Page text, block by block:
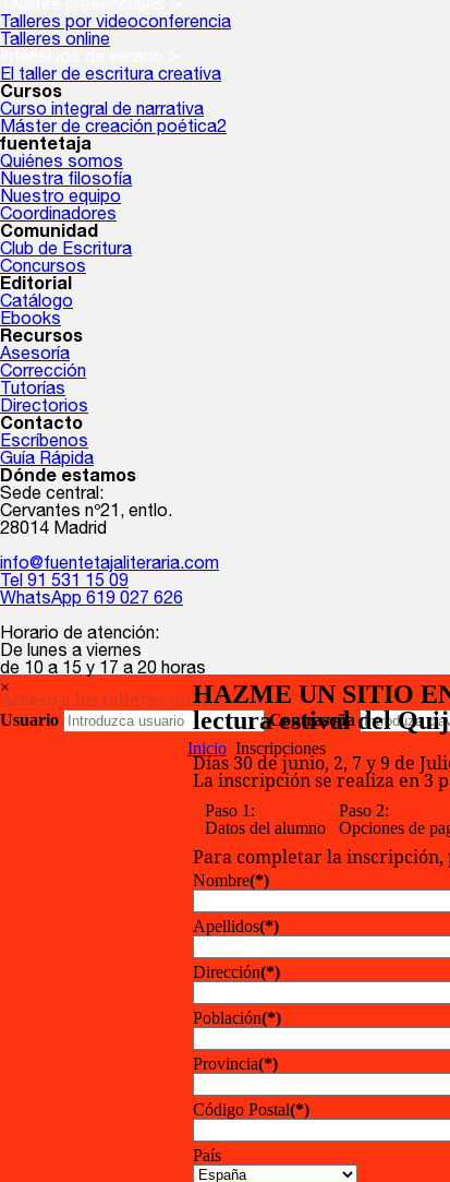
Talleres por videoconferencia
Talleres online
El taller de escritura creativa
Cursos
Curso integral de narrativa
Máster de creación poética2
fuentetaja
Quiénes somos
Nuestra filosofía
Nuestro equipo
Coordinadores
Comunidad
Club de Escritura
Concursos
Editorial
Catálogo
Ebooks
Recursos
Asesoría
Corrección
Tutorías
Directorios
Contacto
Escríbenos
Guía Rápida
Dónde estamos
Sede central:
Cervantes nº21, entlo.
28014 Madrid
info@fuentetajaliteraria.com
Tel 91 531 15 09
WhatsApp 619 027 626
Horario de atención:
De lunes a viernes
de 10 a 15 y 17 a 20 horas
×
Acceso a los talleres online
Usuario Contraseña
Inicio Inscripciones
HAZME UN SITIO
lectura estival del
Días 30 de junio, 2, 7 y 9 de
La inscripción se realiza en 3
Paso 1:
Datos del alumno
Paso 2:
Opciones de
Para completar la inscripción,
Nombre(*)
Apellidos(*)
Dirección(*)
Población(*)
Provincia(*)
Código Postal(*)
País